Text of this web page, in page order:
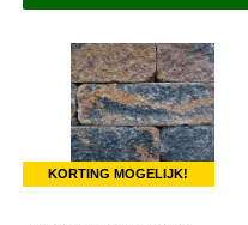
KORTING MOGELIJK!